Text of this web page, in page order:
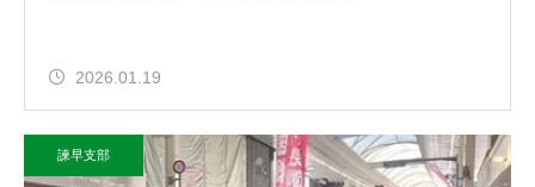
2026.01.19
諫早支部